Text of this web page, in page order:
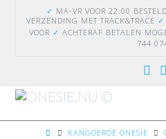
✓ MA-VR VOOR 22:00
VERZENDING MET TRACK&TRACE ✓
VOOR ✓ ACHTERAF BETALEN
744
HOMEKANGOEROE ONESIE